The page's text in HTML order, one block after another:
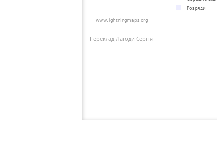
Переклад Лагоди Сергія